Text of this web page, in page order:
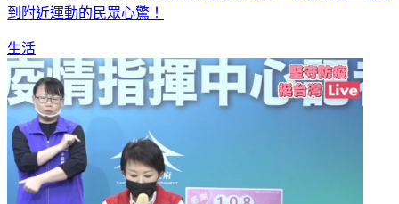
到附近運動的民眾心驚！
生活